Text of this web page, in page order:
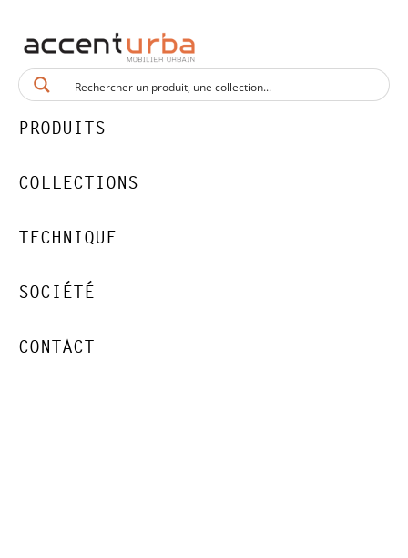
PRODUITS
COLLECTIONS
TECHNIQUE
SOCIÉTÉ
CONTACT